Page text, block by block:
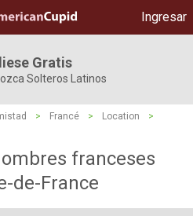
Ingresar
Gratis
Solteros Latinos
> Francé > Location
>
franceses
de-France